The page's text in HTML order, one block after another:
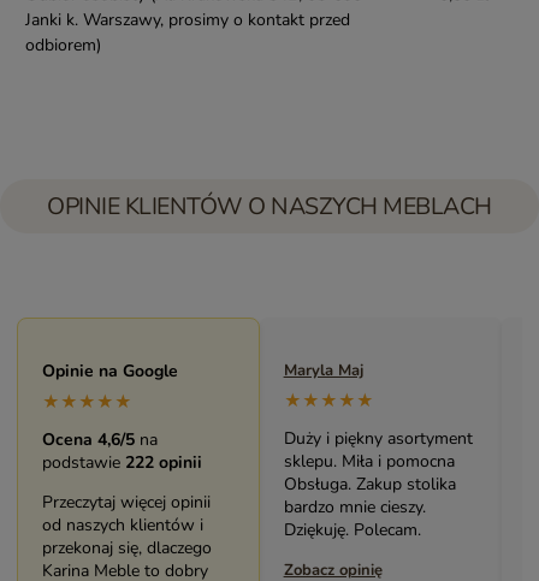
Janki k. Warszawy, prosimy o kontakt przed
odbiorem)
OPINIE KLIENTÓW O NASZYCH MEBLACH
Opinie na Google
★★★★★
Ocena 4,6/5 na
podstawie 222 opinii
Przeczytaj więcej opinii
od naszych klientów i
przekonaj się, dlaczego
Karina Meble to dobry
Maryla Maj
★★★★★
Duży i piękny asortyment
sklepu. Miła i pomocna
Obsługa. Zakup stolika
bardzo mnie cieszy.
Dziękuję. Polecam.
Zobacz opinię